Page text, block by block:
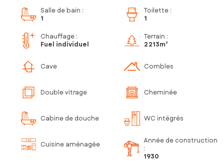
Salle de bain :
1
Toilette :
1
Chauffage :
Fuel individuel
Terrain :
2 213m²
Cave Combles
Double vitrage Cheminée
Cabine de douche WC intégrés
Cuisine aménagée
Année de construction
:
1930